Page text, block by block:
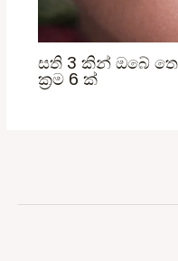
සති 3 කින් ඔබේ
ක්‍රම 6 ක්